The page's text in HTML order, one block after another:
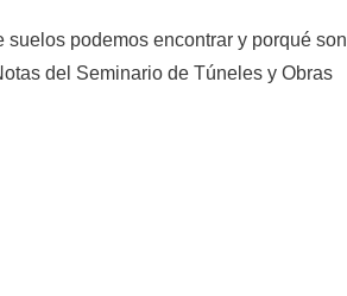
suelos podemos encontrar y porqué son
del Seminario de Túneles y Obras